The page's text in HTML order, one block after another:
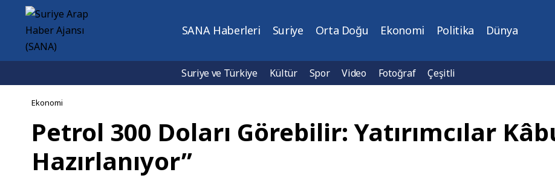
SANA Haberleri Suriye Orta Doğu Ekonomi Politika Dünya
Suriye ve Türkiye Kültür Spor Video Fotoğraf Çeşitli
Ekonomi
Petrol 300 Doları Görebilir: Yatırımcılar
Hazırlanıyor”